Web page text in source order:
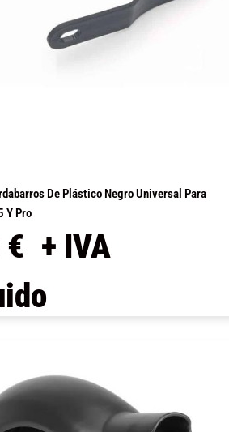
De Plástico Negro Universal Para
Y Pro
€ + IVA